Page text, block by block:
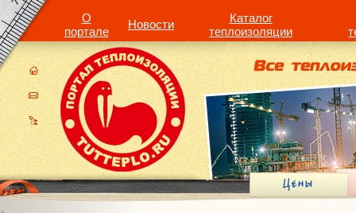
О
портале
Новости
Каталог
теплоизоляции